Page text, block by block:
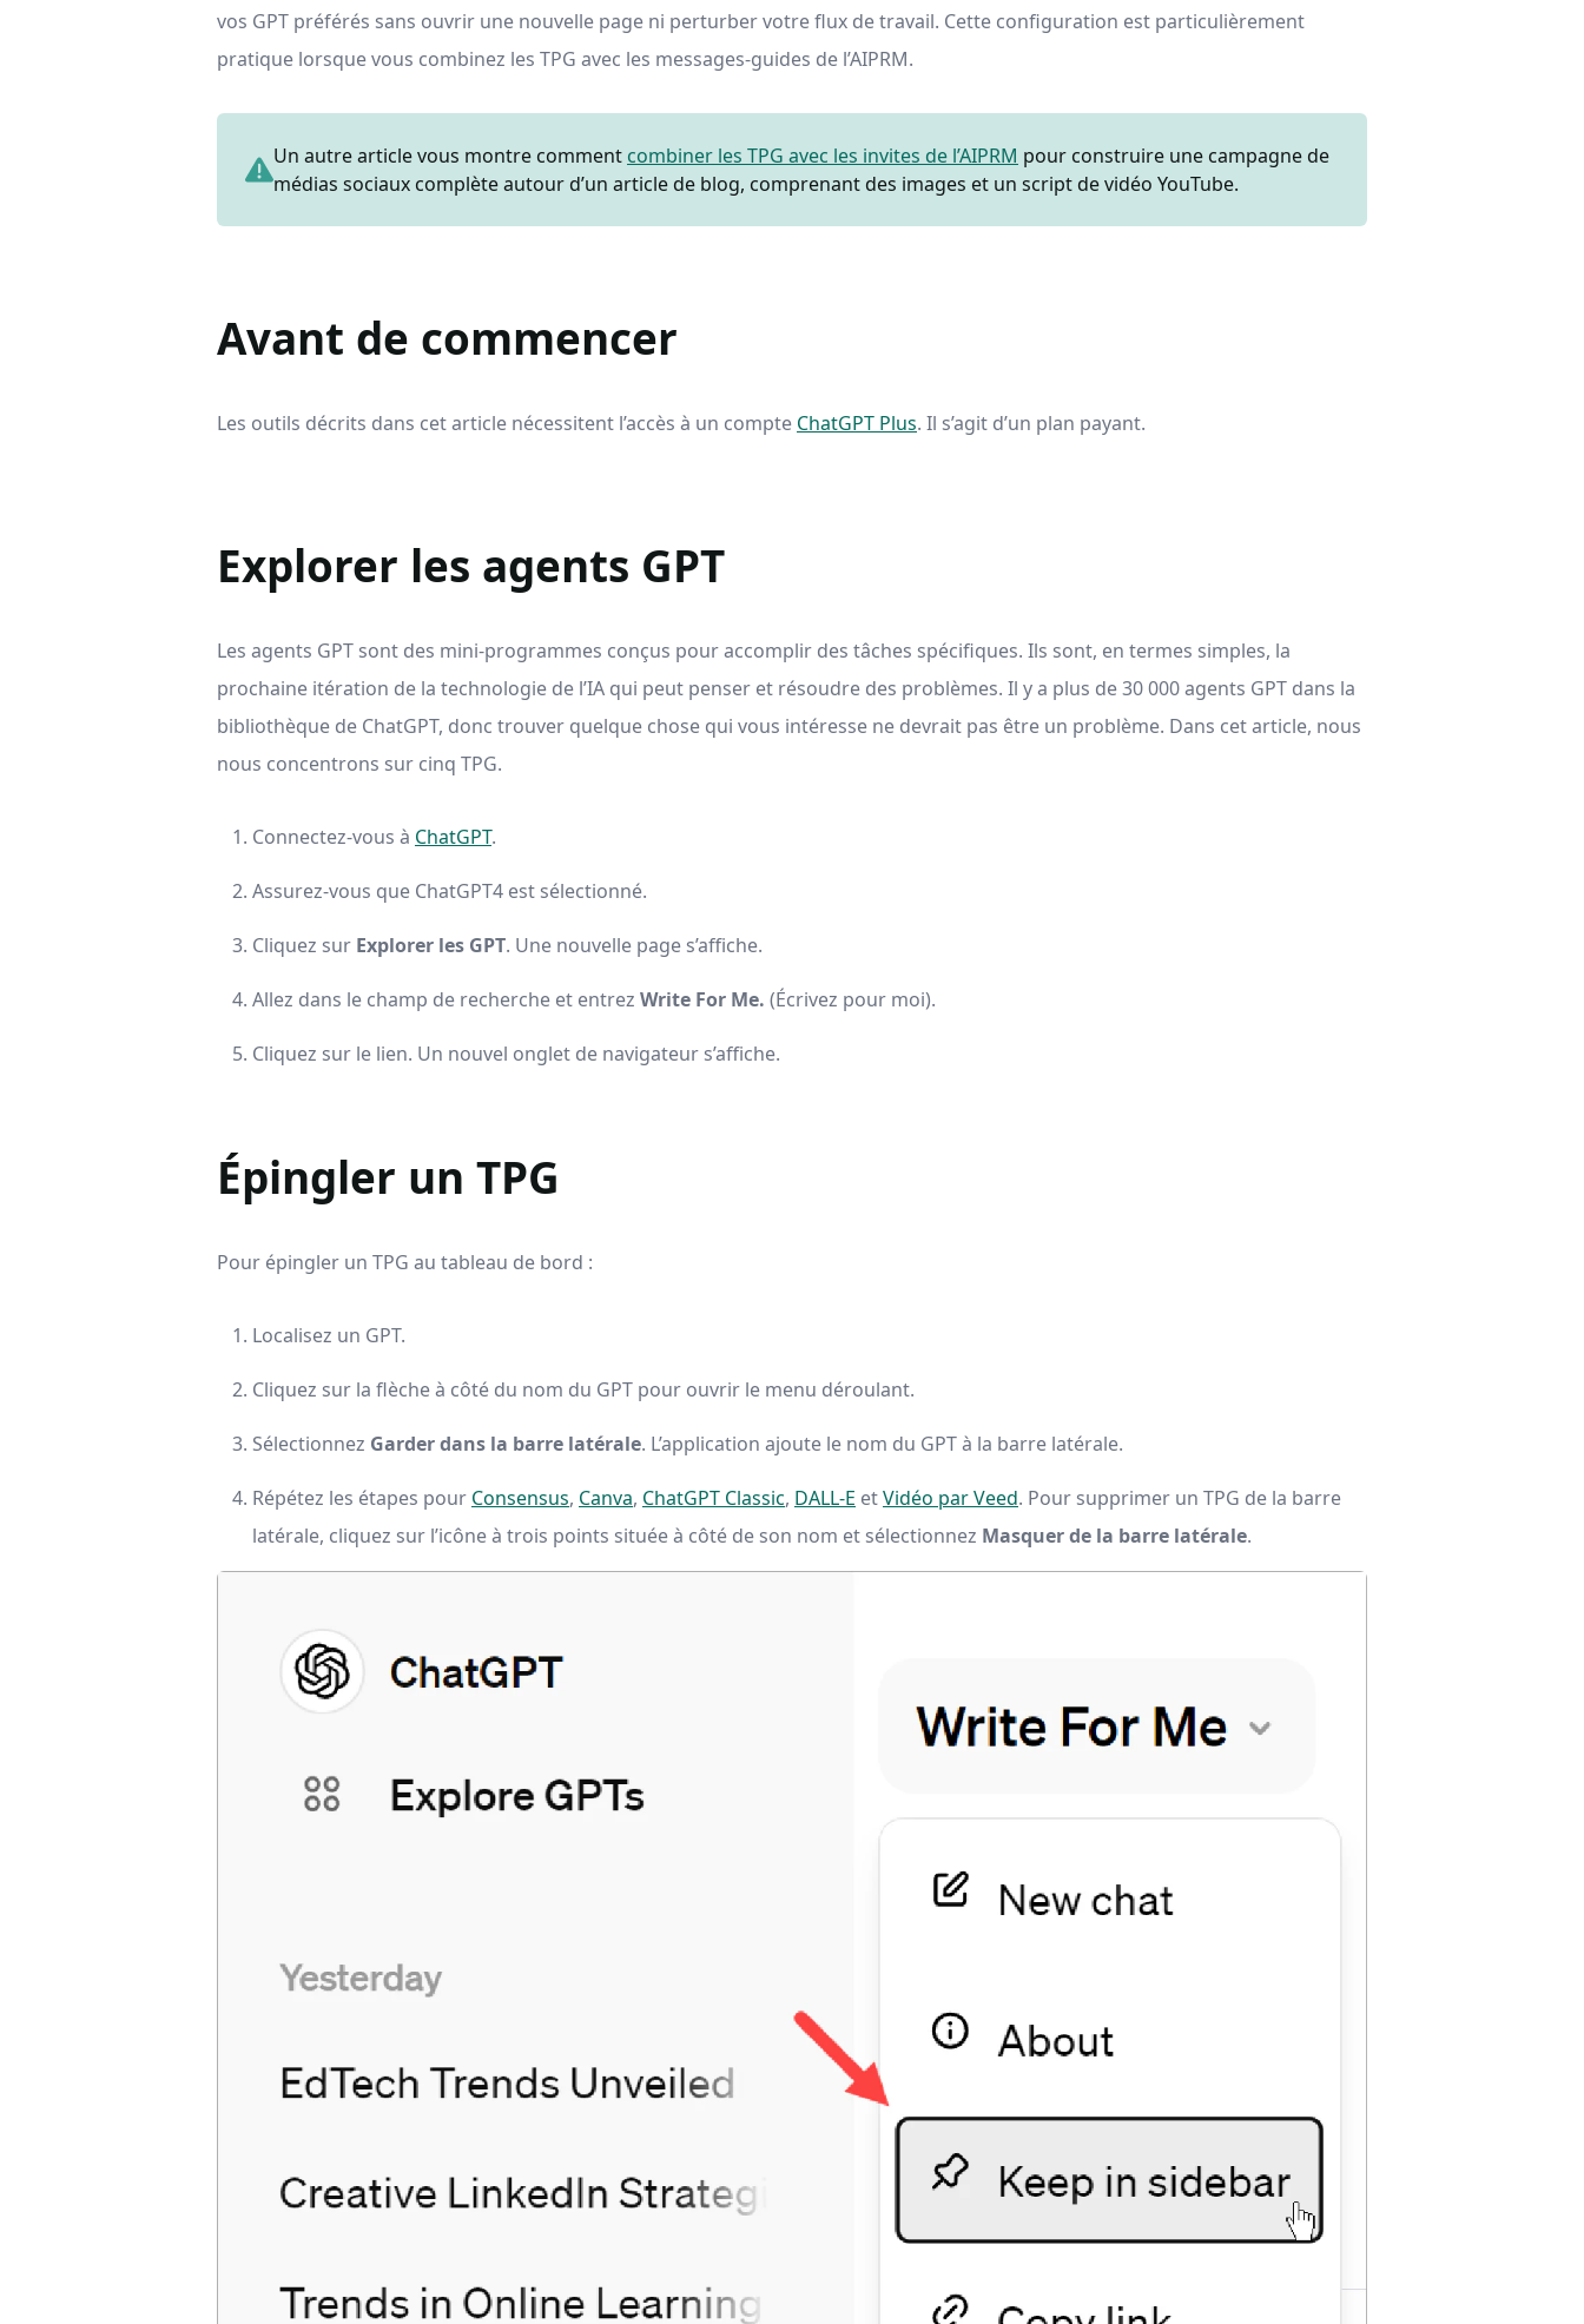
vos GPT préférés sans ouvrir une nouvelle page ni perturber votre flux de travail. Cette configuration est particulièrement
pratique lorsque vous combinez les TPG avec les messages-guides de l’AIPRM.
Un autre article vous montre comment combiner les TPG avec les invites de l’AIPRM pour construire une campagne de
médias sociaux complète autour d’un article de blog, comprenant des images et un script de vidéo YouTube.
Avant de commencer
Les outils décrits dans cet article nécessitent l’accès à un compte ChatGPT Plus. Il s’agit d’un plan payant.
Explorer les agents GPT
Les agents GPT sont des mini-programmes conçus pour accomplir des tâches spécifiques. Ils sont, en termes simples, la
prochaine itération de la technologie de l’IA qui peut penser et résoudre des problèmes. Il y a plus de 30 000 agents GPT dans la
bibliothèque de ChatGPT, donc trouver quelque chose qui vous intéresse ne devrait pas être un problème. Dans cet article, nous
nous concentrons sur cinq TPG.
Connectez-vous à ChatGPT.
Assurez-vous que ChatGPT4 est sélectionné.
Cliquez sur Explorer les GPT. Une nouvelle page s’affiche.
Allez dans le champ de recherche et entrez Write For Me. (Écrivez pour moi).
Cliquez sur le lien. Un nouvel onglet de navigateur s’affiche.
Épingler un TPG
Pour épingler un TPG au tableau de bord :
Localisez un GPT.
Cliquez sur la flèche à côté du nom du GPT pour ouvrir le menu déroulant.
Sélectionnez Garder dans la barre latérale. L’application ajoute le nom du GPT à la barre latérale.
Répétez les étapes pour Consensus, Canva, ChatGPT Classic, DALL-E etVidéo par Veed. Pour supprimer un TPG de la barre
latérale, cliquez sur l’icône à trois points située à côté de son nom et sélectionnez Masquer de la barre latérale.